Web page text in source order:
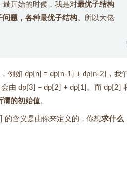
最开始的时候，我是对最优子结构
问题，各种最优子结构。所以大佬
例如 dp[n] = dp[n-1] + dp[n-2]，我
由 dp[3] = dp[2] + dp[1]。而 dp[2]
谓的初始值。
的含义是由你来定义的，你想求什么